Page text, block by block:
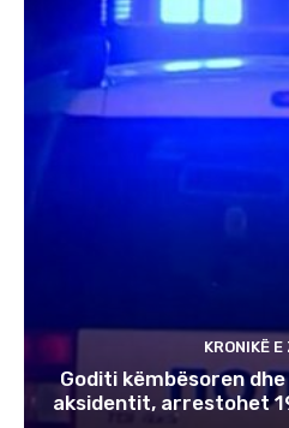
KRONIKË E
Goditi këmbësoren
aksidentit, arrestohet